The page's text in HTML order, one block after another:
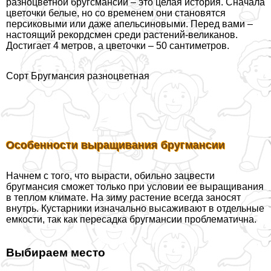
разноцветной бругсмансии – это целая история. Сначала
цветочки белые, но со временем они становятся
персиковыми или даже апельсиновыми. Перед вами –
настоящий рекордсмен среди растений-великанов.
Достигает 4 метров, а цветочки – 50 сантиметров.
Сорт Бругмансия разноцветная
Особенности выращивания бругмансии
Начнем с того, что вырасти, обильно зацвести
бругмансия сможет только при условии ее выращивания
в теплом климате. На зиму растение всегда заносят
внутрь. Кустарники изначально высаживают в отдельные
емкости, так как пересадка бругмансии проблематична.
Выбираем место